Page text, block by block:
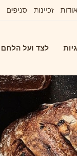
אודות זכיינות סניפים
לצד ועל הלחם